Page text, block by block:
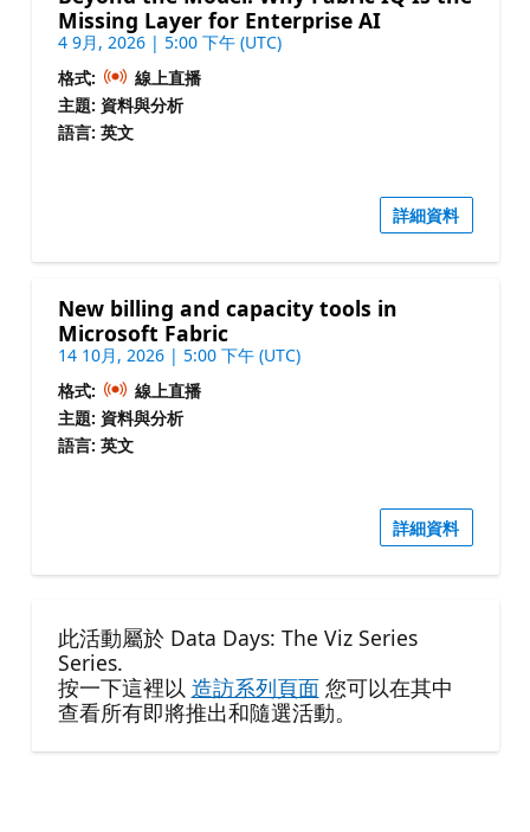
Missing Layer for Enterprise AI
4 9月, 2026 | 5:00 下午 (UTC)
格式:
線上直播
主題: 資料與分析
語言: 英文
詳細資料
New billing and capacity tools in
Microsoft Fabric
14 10月, 2026 | 5:00 下午 (UTC)
格式:
線上直播
主題: 資料與分析
語言: 英文
詳細資料
此活動屬於 Data Days: The Viz Series
Series.
按一下這裡以 造訪系列頁面您可以在其中
查看所有即將推出和隨選活動。